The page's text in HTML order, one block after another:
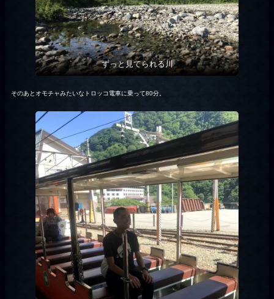
ずっと見てられる川
そのあとオモチャみたいなトロッコ電車に乗って80分。